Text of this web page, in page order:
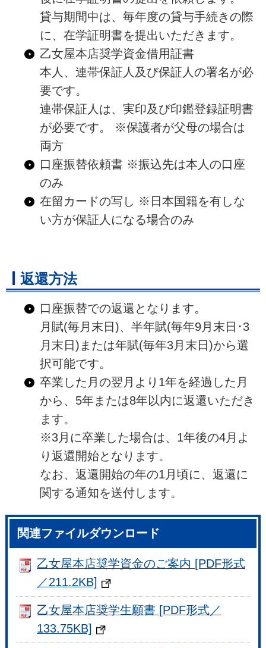
貸与期間中は、毎年度の貸与手続きの際
に、在学証明書を提出いただきます。
乙女屋本店奨学資金借用証書
本人、連帯保証人及び保証人の署名が必
要です。
連帯保証人は、実印及び印鑑登録証明書
が必要です。 ※保護者が父母の場合は
両方
口座振替依頼書 ※振込先は本人の口座
のみ
在留カードの写し ※日本国籍を有しな
い方が保証人になる場合のみ
返還方法
口座振替での返還となります。
月賦(毎月末日)、半年賦(毎年9月末日･3
月末日)または年賦(毎年3月末日)から選
択可能です。
卒業した月の翌月より1年を経過した月
から、5年または8年以内に返還いただき
ます。
※3月に卒業した場合は、1年後の4月よ
り返還開始となります。
なお、返還開始の年の1月頃に、返還に
関する通知を送付します。
関連ファイルダウンロード
乙女屋本店奨学資金のご案内 [PDF形式
／211.2KB]
乙女屋本店奨学生願書 [PDF形式／
133.75KB]